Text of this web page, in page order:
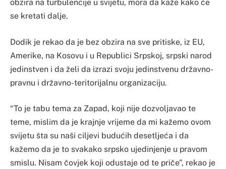
obzira na turbulencije u svijetu, mora da kaže kako će
se kretati dalje.
Dodik je rekao da je bez obzira na sve pritiske, iz EU,
Amerike, na Kosovu i u Republici Srpskoj, srpski narod
jedinstven i da želi da izrazi svoju jedinstvenu državno-
pravnu i državno-teritorijalnu organizaciju.
“To je tabu tema za Zapad, koji nije dozvoljavao te
teme, mislim da je krajnje vrijeme da mi kažemo ovom
svijetu šta su naši ciljevi budućih desetljeća i da
kažemo da je to svakako srpsko ujedinjenje u pravom
smislu. Nisam čovjek koji odustaje od te priče”, rekao je